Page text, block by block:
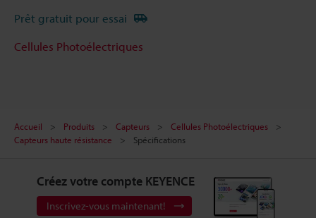
Prêt gratuit pour essai
Cellules Photoélectriques
Accueil Produits Capteurs
Cellules Photoélectriques
Capteurs haute résistance
Spécifications
Créez votre compte KEYENCE
Inscrivez-vous maintenant!